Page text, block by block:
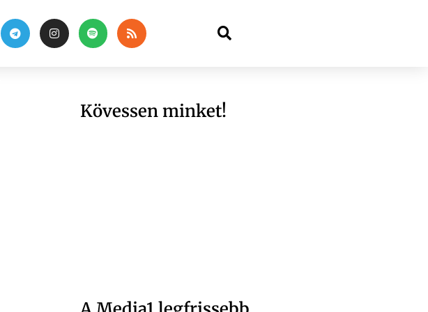
Kövessen minket!